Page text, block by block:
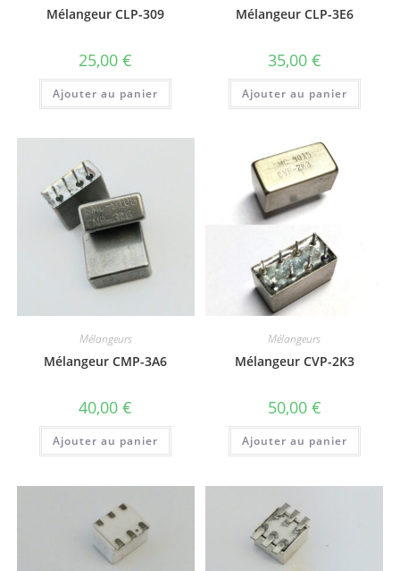
Mélangeur CLP-309
25,00€
Ajouter au panier
Mélangeur CLP-3E6
35,00 €
Ajouter au panier
Mélangeurs
Mélangeur CMP-3A6
40,00€
Ajouter au panier
Mélangeurs
Mélangeur CVP-2K3
50,00 €
Ajouter au panier